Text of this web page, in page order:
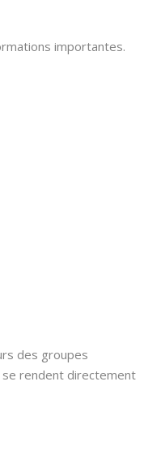
importantes.
des groupes
rendent directement